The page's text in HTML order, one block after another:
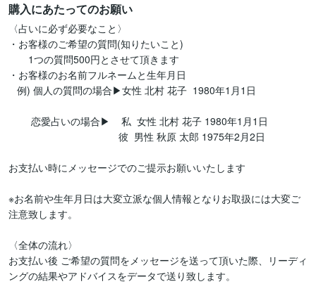
購入にあたってのお願い
〈占いに必ず必要なこと〉
・お客様のご希望の質問(知りたいこと)
・お客様のお名前フルネームと生年月日
お支払い時にメッセージでのご提示お願いいたします
※お名前や生年月日は大変立派な個人情報となりお取扱には大変ご
注意致します。
〈全体の流れ〉
お支払い後 ご希望の質問をメッセージを送って頂いた際、リーディ
ングの結果やアドバイスをデータで送り致します。